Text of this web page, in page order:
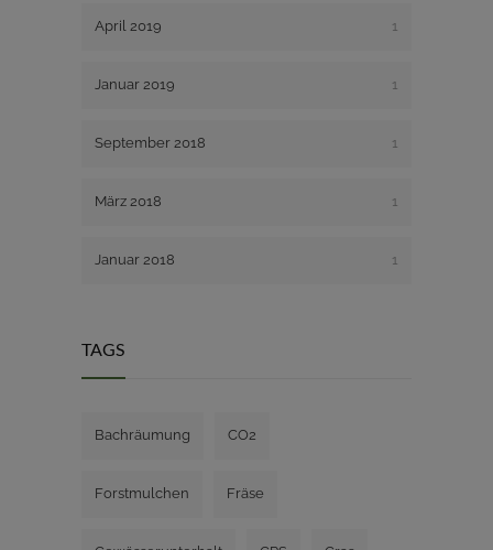
April 2019 1
Januar 2019 1
September 2018 1
März 2018 1
Januar 2018 1
TAGS
Bachräumung CO2
Forstmulchen Fräse